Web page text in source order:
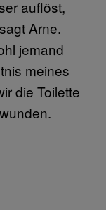
auflöst,
Arne.
jemand
meines
die Toilette